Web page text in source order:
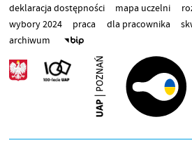
Przejdź do treści
deklaracja dostępności mapa uczelni
wybory 2024
praca dla pracownika
archiwum